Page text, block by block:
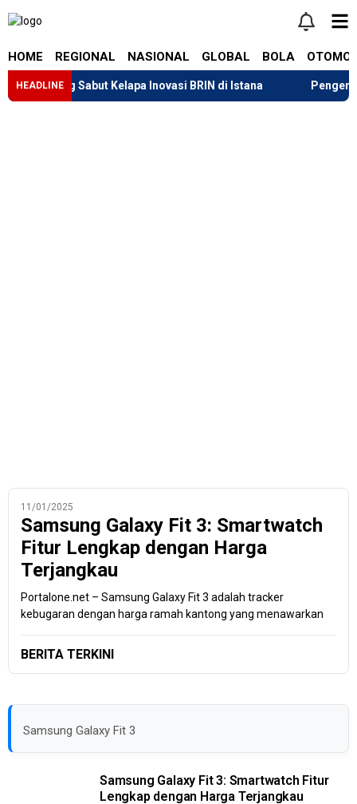
HOME REGIONAL NASIONAL GLOBAL BOLA
HEADLINESabut Kelapa Inovasi BRIN di Istana
11/01/2025
Samsung Galaxy Fit 3: Smartwatch
Fitur Lengkap dengan Harga
Terjangkau
Portalone.net – Samsung Galaxy Fit 3 adalah tracker
kebugaran dengan harga ramah kantong yang menawarkan
BERITA TERKINI
Samsung Galaxy Fit 3
Samsung Galaxy Fit 3: Smartwatch Fitur
Lengkap dengan Harga Terjangkau